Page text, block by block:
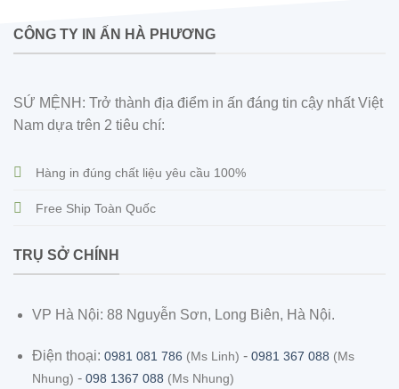
CÔNG TY IN ẤN HÀ PHƯƠNG
SỨ MỆNH: Trở thành địa điểm in ấn đáng tin cậy nhất Việt
Nam dựa trên 2 tiêu chí:
Hàng in đúng chất liệu yêu cầu 100%
Free Ship Toàn Quốc
TRỤ SỞ CHÍNH
VP Hà Nội: 88 Nguyễn Sơn, Long Biên, Hà Nội.
Điện thoại: 0981 081 786 (Ms Linh) - 0981 367 088 (Ms
Nhung) - 098 1367 088 (Ms Nhung)